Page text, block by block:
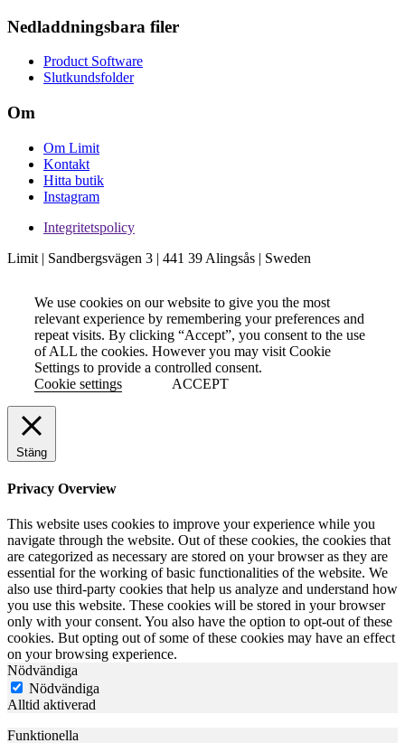
Nedladdningsbara filer
Product Software
Slutkundsfolder
Om
Om Limit
Kontakt
Hitta butik
Instagram
Integritetspolicy
Limit | Sandbergsvägen 3 | 441 39 Alingsås | Sweden
We use cookies on our website to give you the most
relevant experience by remembering your preferences and
repeat visits. By clicking “Accept”, you consent to the use
of ALL the cookies. However you may visit Cookie
Settings to provide a controlled consent.
Cookie settings
ACCEPT
Stäng
Privacy Overview
This website uses cookies to improve your experience while you
navigate through the website. Out of these cookies, the cookies that
are categorized as necessary are stored on your browser as they are
essential for the working of basic functionalities of the website. We
also use third-party cookies that help us analyze and understand how
you use this website. These cookies will be stored in your browser
only with your consent. You also have the option to opt-out of these
cookies. But opting out of some of these cookies may have an effect
on your browsing experience.
Nödvändiga
Nödvändiga
Alltid aktiverad
Funktionella